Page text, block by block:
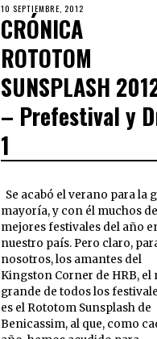
10 SEPTIEMBRE, 2012
CRÓNICA
ROTOTOM
SUNSPLASH
– Prefestival y
1
Se acabó el verano para la
mayoría, y con él muchos
mejores festivales del año
nuestro país. Pero claro,
nosotros, los amantes del
Kingston Corner de HRB, el
grande de todos los
es el Rototom Sunsplash de
Benicassim, al que, como